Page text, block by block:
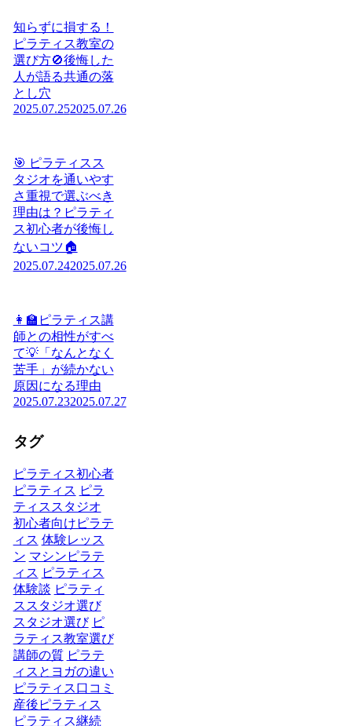
知らずに損する！
ピラティス教室の
選び方🚫後悔した
人が語る共通の落
とし穴
2025.07.252025.07.26
🎯 ピラティスス
タジオを通いやす
さ重視で選ぶべき
理由は？ピラティ
ス初心者が後悔し
ないコツ🏠
2025.07.242025.07.26
👩‍🏫ピラティス講
師との相性がすべ
て💡「なんとなく
苦手」が続かない
原因になる理由
2025.07.232025.07.27
タグ
ピラティス初心者
ピラティス ピラ
ティススタジオ
初心者向けピラテ
ィス 体験レッス
ン マシンピラテ
ィス ピラティス
体験談 ピラティ
ススタジオ選び
スタジオ選び ピ
ラティス教室選び
講師の質 ピラテ
ィスとヨガの違い
ピラティス口コミ
産後ピラティス
ピラティス継続